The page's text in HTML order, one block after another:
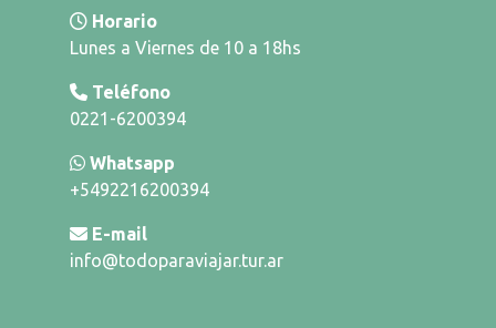
Horario
Lunes a Viernes de 10 a 18hs
Teléfono
0221-6200394
Whatsapp
+5492216200394
E-mail
info@todoparaviajar.tur.ar